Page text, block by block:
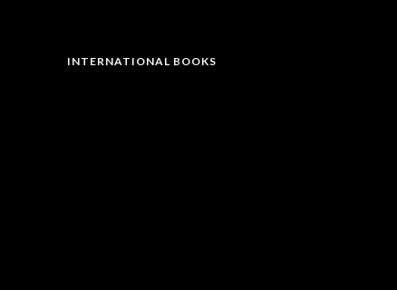
INTERNATIONAL BOOKS